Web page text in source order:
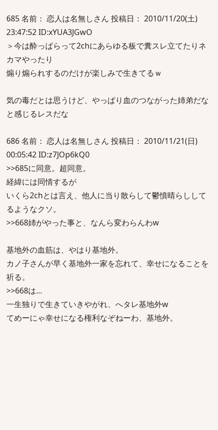
685 名前： 恋人は名無しさん 投稿日： 2010/11/20(土)
23:47:52 ID:xYUA3JGwO
＞今は酔っぱらって2chにあらゆる板で糞スレ立てたりネ
カマやったり
煽り煽られするのだけが楽しみで生きてるｗ
気の毒だとは思うけど、やっぱり血のつながった姉弟だな
と感じるレスだな
686 名前： 恋人は名無しさん 投稿日： 2010/11/21(日)
00:05:42 ID:z7JOp6kQ0
>>685に同意。超同意。
経緯には同情するが
いくら2chとは言え、他人に当り散らして鬱憤晴らしして
るようなクソ。
>>668姉がやった事と、なんら変わらんわw
基地外の血筋は、やはり基地外。
カノ子さんが早く基地外一家を忘れて、幸せになることを
祈る。
>>668は…
一生独りで生きていきやがれ、へタレ基地外w
てめーにゃ幸せになる権利なぞねーわ、基地外。